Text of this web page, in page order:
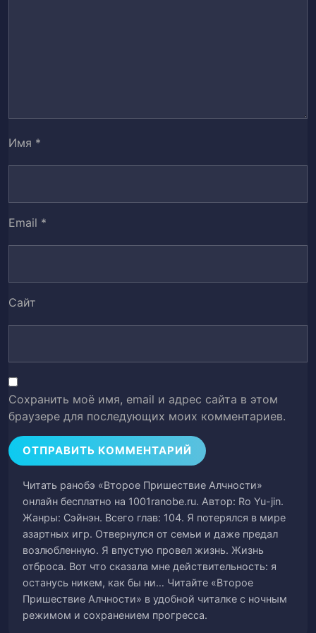
20
Глава 21.
Глава 22.
28 Глава 27.
29 Глава 28.
30 Глава 29. Оглядываясь назад (часть 1)
31 Глава 30. Оглядываясь назад (часть 2)
32 Глава 31. Непонимание
33 Глава 32.
Глава 33.
Имя *
Email *
Сайт
Сохранить моё имя, email и адрес сайта в этом
браузере для последующих моих комментариев.
Читать ранобэ «Второе Пришествие Алчности»
онлайн бесплатно на 1001ranobe.ru. Автор: Ro Yu-jin.
Жанры: Сэйнэн. Всего глав: 104. Я потерялся в мире
азартных игр. Отвернулся от семьи и даже предал
возлюбленную. Я впустую провел жизнь. Жизнь
отброса. Вот что сказала мне действительность: я
останусь никем, как бы ни… Читайте «Второе
Пришествие Алчности» в удобной читалке с ночным
режимом и сохранением прогресса.